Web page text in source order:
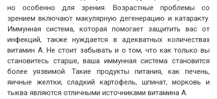
но особенно для зрения. Возрастные проблемы со
зрением включают макулярную дегенерацию и катаракту.
Иммунная система, которая помогает защитить вас от
инфекций, также нуждается в адекватных количествах
витамин А. Не стоит забывать и о том, что как только вы
становитесь старше, ваша иммунная система становится
более уязвимой. Такие продукты питания, как печень,
яичные желтки, сладкий картофель, шпинат, морковь и
тыква являются отличными источниками витамина А.